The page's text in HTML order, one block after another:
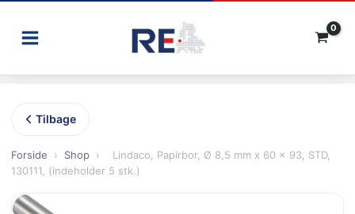
Tilbage
Forside › Shop ›
Lindaco, Papirbor, Ø 8,5 mm x 60 x 93, STD,
130111, (indeholder 5 stk.)